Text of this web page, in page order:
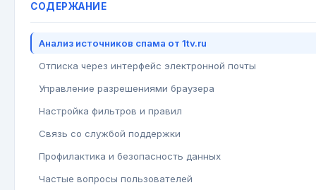
СОДЕРЖАНИЕ
Анализ источников спама от 1tv.ru
Отписка через интерфейс электронной почты
Управление разрешениями браузера
Настройка фильтров и правил
Связь со службой поддержки
Профилактика и безопасность данных
Частые вопросы пользователей